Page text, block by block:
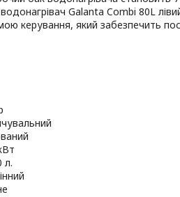
Galanta Combi 80L
керування, який забезпечить
л.